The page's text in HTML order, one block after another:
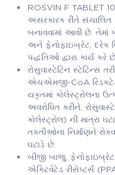
ROSVIN F TABLET
અસરકારક રીતે સંચાલિત
બનાવવામાં આવી છે. તેમાં
અને ફેનોફાઇબ્રેટ, દરેક
પદ્ધતિઓ દ્વારા કાર્ય કરે છે.
રોસુવાસ્ટેટિન સ્ટેટિન્સ
એચએમજી-CoA
યકૃતમાં કોલેસ્ટ્રોલના
અવરોધિત કરીને,
કોલેસ્ટ્રોલ) ની માત્રા
તકતીઓના નિર્માણને
ઘટાડે છે.
બીજી બાજુ,
એક્ટિવેટેડ રીસેપ્ટર્સ